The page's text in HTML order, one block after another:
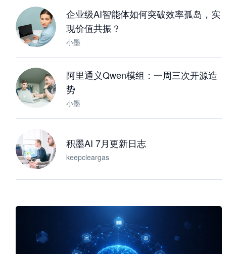
企业级AI智能体如何突破效率孤岛，实
现价值共振？
小墨
阿里通义Qwen模组：一周三次开源造
势
小墨
积墨AI 7月更新日志
keepcleargas